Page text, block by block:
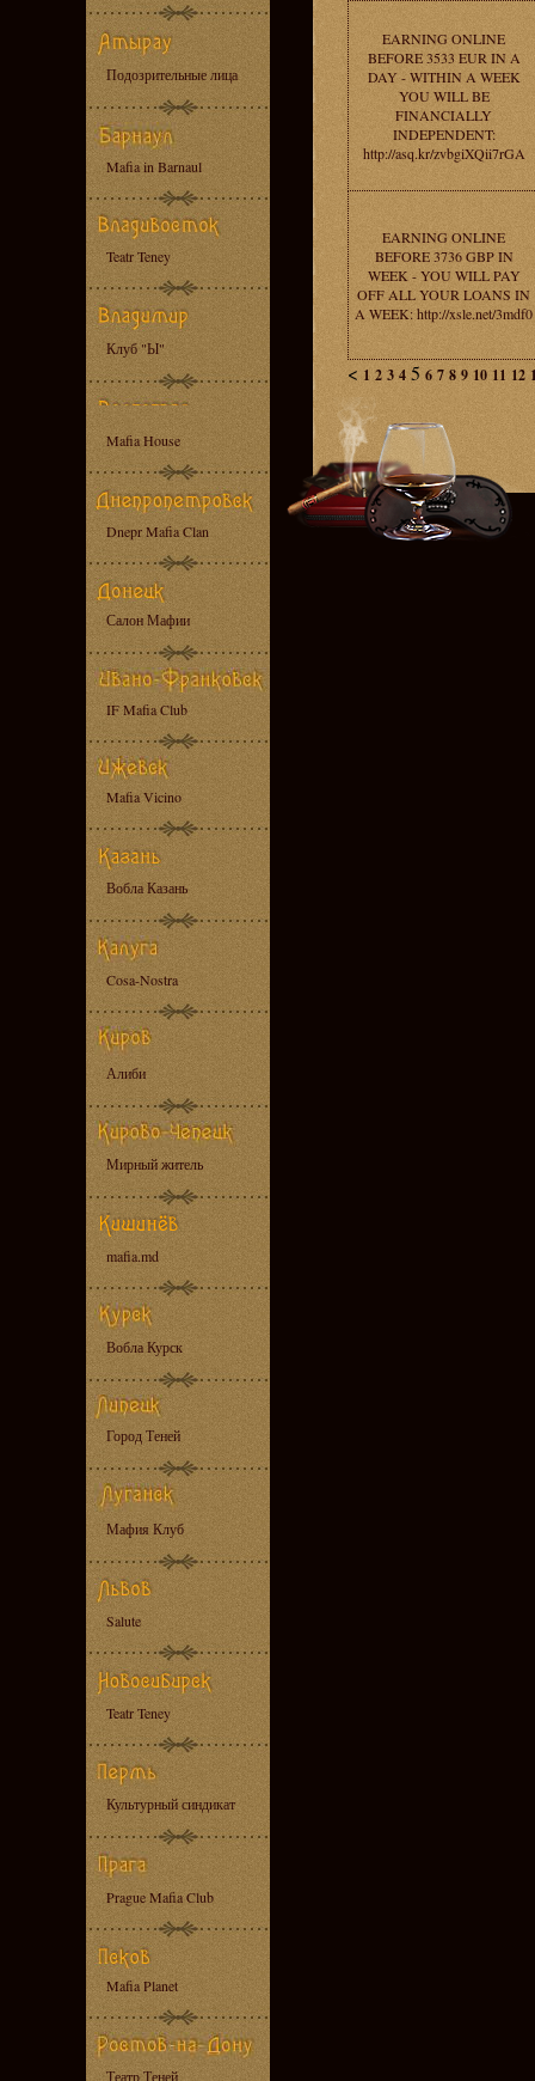
Подозрительные лица
Mafia in Barnaul
Teatr Teney
Клуб "Ы"
Mafia House
Dnepr Mafia Clan
Салон Мафии
IF Mafia Club
Mafia Vicino
Вобла Казань
Cosa-Nostra
Алиби
Мирный житель
mafia.md
Вобла Курск
Город Теней
Мафия Клуб
Salute
Teatr Teney
Культурный синдикат
Prague Mafia Club
Mafia Planet
Театр Теней
EARNING ONLINE
BEFORE 3533 EUR IN A
DAY - WITHIN A WEEK
YOU WILL BE
FINANCIALLY
INDEPENDENT:
http://asq.kr/zvbgiXQii7rGA
EARNING ONLINE
BEFORE 3736 GBP IN
WEEK - YOU WILL PAY
OFF ALL YOUR LOANS IN
A WEEK: http://xsle.net/3mdf0
< 1 2 3 4 5 6 7 8 9 10 11 12